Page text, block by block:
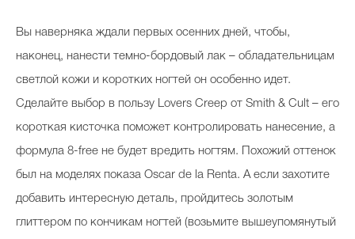
Вы наверняка ждали первых осенних дней, чтобы,
наконец, нанести темно-бордовый лак – обладательницам
светлой кожи и коротких ногтей он особенно идет.
Сделайте выбор в пользу Lovers Creep от Smith & Cult – его
короткая кисточка поможет контролировать нанесение, а
формула 8-free не будет вредить ногтям. Похожий оттенок
был на моделях показа Oscar de la Renta. А если захотите
добавить интересную деталь, пройдитесь золотым
глиттером по кончикам ногтей (возьмите вышеупомянутый